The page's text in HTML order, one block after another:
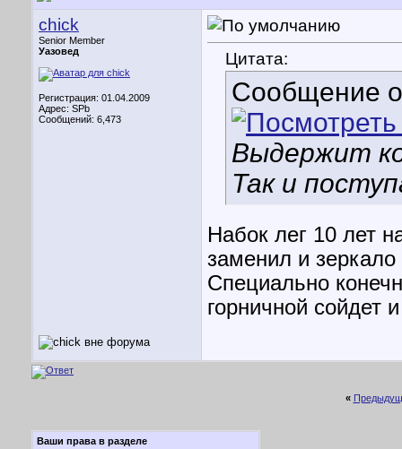
chick
Senior Member
Уазовед
Регистрация: 01.04.2009
Адрес: SPb
Сообщений: 6,473
Цитата:
Сообщение
Выдержит
Так и
Набок лег 10 лет
заменил и
Специально
горничной сойдет
«
Ваши права в разделе